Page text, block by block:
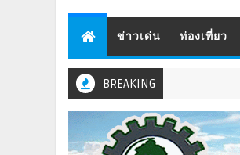
ข่าวเด่น ท่องเที่ยว
BREAKING